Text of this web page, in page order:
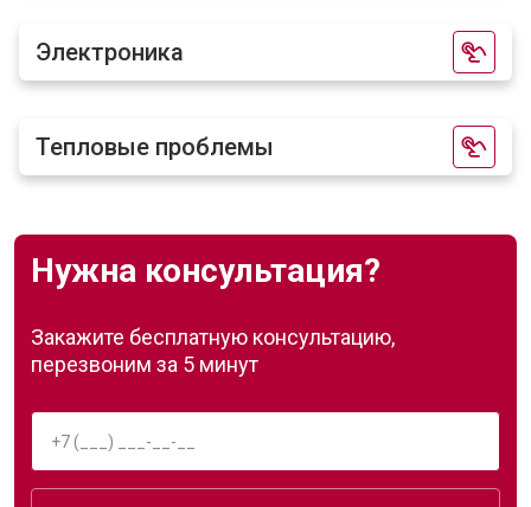
Электроника
Тепловые проблемы
Нужна консультация?
Закажите бесплатную консультацию,
перезвоним за 5 минут